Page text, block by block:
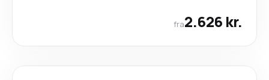
fra2.626 kr.